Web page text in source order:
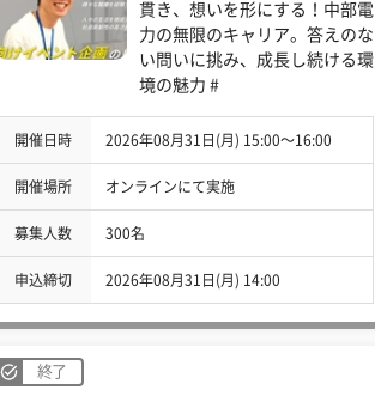
貫き、想いを形にする！中部電
力の無限のキャリア。答えのな
い問いに挑み、成長し続ける環
境の魅力 #
開催日時 2026年08月31日(月) 15:00〜16:00
開催場所 オンラインにて実施
募集人数 300名
申込締切 2026年08月31日(月) 14:00
終了